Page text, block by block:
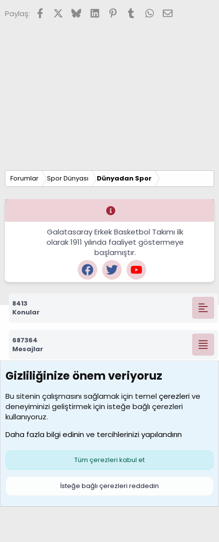
Paylaş: FacebookX (Twitter)
BlueskyLinkedInPinterest
TumblrWhatsApp
E-posta
Forumlar Spor Dünyası Dünyadan Spor
Galatasaray Erkek Basketbol Takımı ilk
olarak 1911 yılında faaliyet göstermeye
başlamıştır.
8413
Konular
687364
Mesajlar
7392
Kullanıcılar
MosesBrownHayranı
Son üye
Çerezler
S
Gizliliğinize önem veriyoruz
Bu sitenin çalışmasını sağlamak için temelçerezlerive
deneyiminizi geliştirmek için isteğe bağlı çerezleri
kullanıyoruz.
Daha fazla bilgi edinin ve tercihlerinizi yapılandırın
Tüm çerezleri kabul et
İsteğe bağlı çerezleri reddedin